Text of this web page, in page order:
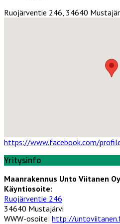
Ruojärventie 246, 34640
https://www.facebook.com/
Yritysinfo
Maanrakennus Unto Viitanen Oy
Käyntiosoite:
Ruojärventie 246
34640 Mustajärvi
WWW-osoite: http://